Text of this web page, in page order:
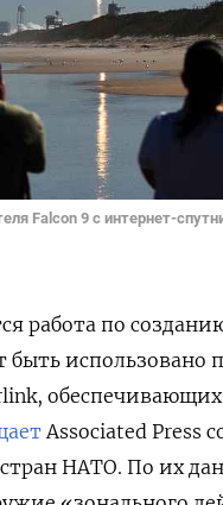
Falcon 9 с интернет-
работа по
быть использовано
обеспечивающих
Associated Press
стран НАТО. По их